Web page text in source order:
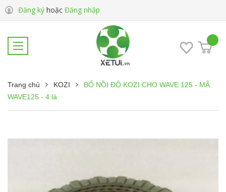
Đăng ký hoặc Đăng nhập
Trang chủ KOZI
BỐ NỒI ĐỘ KOZI CHO WAVE 125 - MÃ
WAVE125 - 4 lá